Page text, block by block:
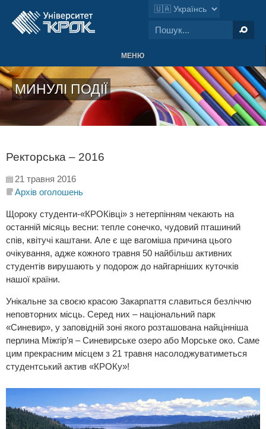
МЕНЮ
МИНУЛІ ПОДІЇ
Ректорська – 2016
21 травня 2016
Архів оголошень
Щороку студенти-«КРОКівці» з нетерпінням чекають на
останній місяць весни: тепле сонечко, чудовий пташиний
спів, квітучі каштани. Але є ще вагоміша причина цього
очікування, адже кожного травня 50 найбільш активних
студентів вирушають у подорож до найгарніших куточків
нашої країни.
Унікальне за своєю красою Закарпаття славиться безліччю
неповторних місць. Серед них – національний парк
«Синевир», у заповідній зоні якого розташована найцінніша
перлина Міжгір’я – Синевирське озеро або Морське око. Саме
цим прекрасним місцем з 21 травня насолоджуватиметься
студентський актив «КРОКу»!